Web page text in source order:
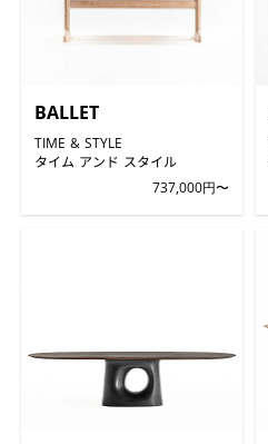
BALLET
TIME & STYLE
タイム アンド スタイル
737,000円〜